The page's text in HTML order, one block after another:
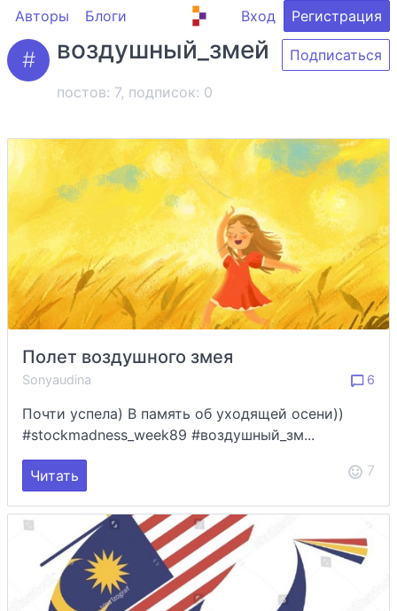
Авторы Блоги Вход Регистрация
воздушный_змей
постов: 7, подписок: 0
Подписаться
Полет воздушного змея
Sonyaudina 6
Почти успела) В память об уходящей осени))
#stockmadness_week89 #воздушный_зм...
Читать 7